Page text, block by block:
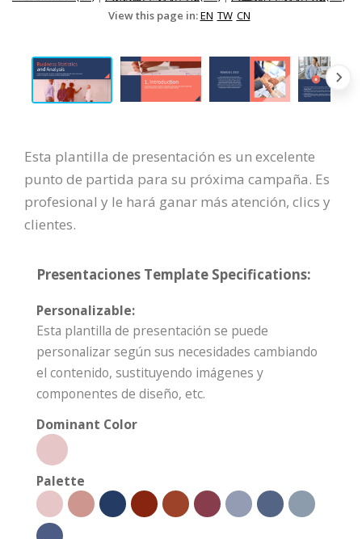
View this page in:EN TW CN
Esta plantilla de presentación es un excelente
punto de partida para su próxima campaña. Es
profesional y le hará ganar más atención, clics y
clientes.
Presentaciones Template Specifications:
Personalizable:
Esta plantilla de presentación se puede
personalizar según sus necesidades cambiando
el contenido, sustituyendo imágenes y
componentes de diseño, etc.
Dominant Color
Palette